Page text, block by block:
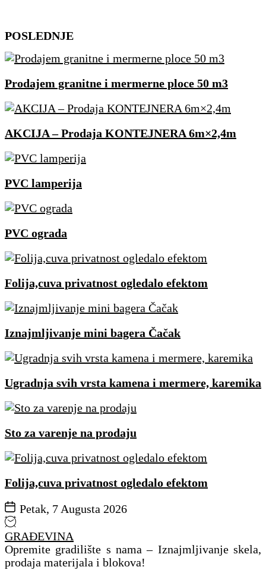
Skip
content
POSLEDNJE
Prodajem granitne i mermerne ploce 50 m3
AKCIJA – Prodaja KONTEJNERA 6m×2,4m
PVC lamperija
PVC ograda
Folija,cuva privatnost ogledalo efektom
Iznajmljivanje mini bagera Čačak
Ugradnja svih vrsta kamena i mermere, karemika
Sto za varenje na prodaju
Folija,cuva privatnost ogledalo efektom
Petak, 7 Augusta 2026
GRAĐEVINA
Opremite gradilište s nama – Iznajmljivanje skela,
prodaja materijala i blokova!